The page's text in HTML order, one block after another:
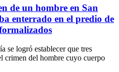
de un hombre en San
enterrado en el predio de
se logró establecer que tres
crimen del hombre cuyo cuerpo